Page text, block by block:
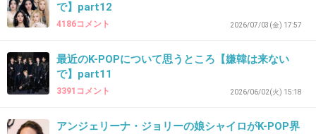
で】part12
4186コメント 2026/07/03(金) 17:57
最近のK-POPについて思うところ【嫌韓は来ない
で】part11
3391コメント 2026/06/02(火) 15:18
アンジェリーナ・ジョリーの娘シャイロがK-POP界